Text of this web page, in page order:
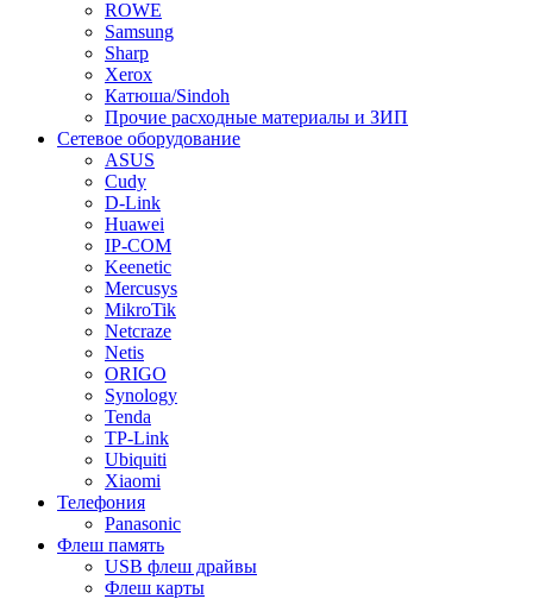
ROWE
Samsung
Sharp
Xerox
Катюша/Sindoh
Прочие расходные материалы и ЗИП
Сетевое оборудование
ASUS
Cudy
D-Link
Huawei
IP-COM
Keenetic
Mercusys
MikroTik
Netcraze
Netis
ORIGO
Synology
Tenda
TP-Link
Ubiquiti
Xiaomi
Телефония
Panasonic
Флеш память
USB флеш драйвы
Флеш карты